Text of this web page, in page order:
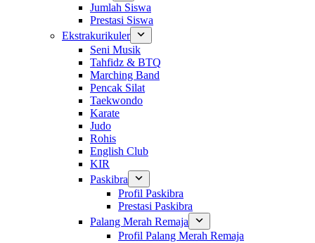
Jumlah Siswa
Prestasi Siswa
Ekstrakurikuler
Seni Musik
Tahfidz & BTQ
Marching Band
Pencak Silat
Taekwondo
Karate
Judo
Rohis
English Club
KIR
Paskibra
Profil Paskibra
Prestasi Paskibra
Palang Merah Remaja
Profil Palang Merah Remaja